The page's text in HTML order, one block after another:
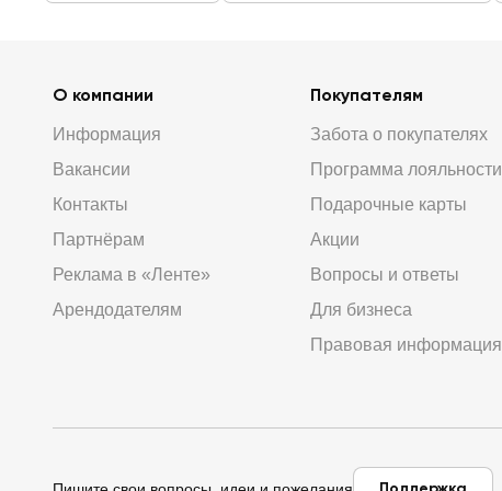
О компании
Информация
Вакансии
Контакты
Партнёрам
Реклама в «Ленте»
Арендодателям
Покупателям
Забота о покупателях
Программа лояльности
Подарочные карты
Акции
Вопросы и ответы
Для бизнеса
Правовая информация